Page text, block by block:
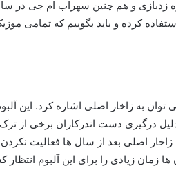
کرده و باید بگوییم که تمامی
دلیل درگیری دست اندرکاران برخی از
اصلی بعد از سال ها فعالیت
زمان زیادی را برای این آلبوم انتظار